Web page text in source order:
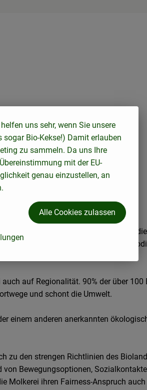
gehen wann immer möglich auf
Tierwohl, sondern trägt auch zur
auf Regionalität. 90% der über
und schont die Umwelt.
einem anderen anerkannten
den strengen Richtlinien des
Bewegungsoptionen,
ihren Fairness-Anspruch auch
uns sehr, wenn Sie unsere
sogar Bio-Kekse!) Damit erlauben
zu sammeln. Da uns Ihre
mit der EU-
genau einzustellen, an
Alle Cookies zulassen